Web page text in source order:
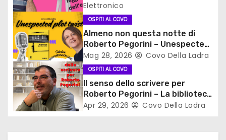
e
a
r
t
i
c
Elettronico
OSPITI AL COVO
Almeno non questa notte di
Roberto Pegorini – Unespected
plot twist
Mag 28, 2026 Covo Della Ladra
OSPITI AL COVO
Il senso dello scrivere per
Roberto Pegorini – La biblioteca
segreta del Covo
Apr 29, 2026 Covo Della Ladra